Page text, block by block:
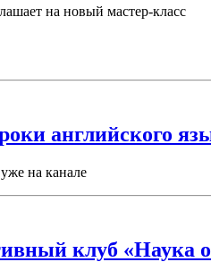
на новый мастер-класс
английского
на канале
клуб «Наука